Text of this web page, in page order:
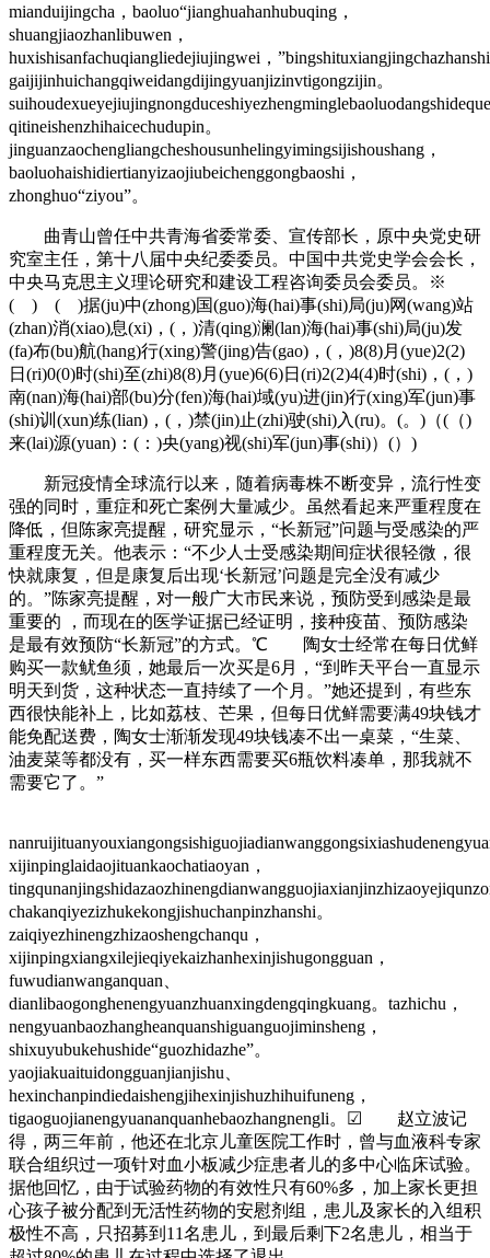
mianduijingcha，baoluo“jianghuahanhubuqing，
shuangjiaozhanlibuwen，
huxishisanfachuqiangliedejiujingwei，
gaijijinhuichangqiweidangdijingyuanjizinvtigongzijin。
qitineishenzhihaicechudupin。
jinguanzaochengliangcheshousunhelingyimingsijishoushang，
baoluohaishidiertianyizaojiubeichenggongbaoshi，
zhonghuo“ziyou”。
曲青山曾任中共青海省委常委、宣传部长，原中央党史研
究室主任，第十八届中央纪委委员。中国中共党史学会会长，
中央马克思主义理论研究和建设工程咨询委员会委员。※
( ) ( )据(ju)中(zhong)国(guo)海(hai)事(shi)局(ju)网(wang)站
(zhan)消(xiao)息(xi)，(，)清(qing)澜(lan)海(hai)事(shi)局(ju)发
(fa)布(bu)航(hang)行(xing)警(jing)告(gao)，(，)8(8)月(yue)2(2)
日(ri)0(0)时(shi)至(zhi)8(8)月(yue)6(6)日(ri)2(2)4(4)时(shi)，(，)
南(nan)海(hai)部(bu)分(fen)海(hai)域(yu)进(jin)行(xing)军(jun)事
(shi)训(xun)练(lian)，(，)禁(jin)止(zhi)驶(shi)入(ru)。(。)（(（)
来(lai)源(yuan)：(：)央(yang)视(shi)军(jun)事(shi)）(）)
新冠疫情全球流行以来，随着病毒株不断变异，流行性变
强的同时，重症和死亡案例大量减少。虽然看起来严重程度在
降低，但陈家亮提醒，研究显示，“长新冠”问题与受感染的严
重程度无关。他表示：“不少人士受感染期间症状很轻微，很
快就康复，但是康复后出现‘长新冠’问题是完全没有减少
的。”陈家亮提醒，对一般广大市民来说，预防受到感染是最
重要的 ，而现在的医学证据已经证明，接种疫苗、预防感染
是最有效预防“长新冠”的方式。℃ 陶女士经常在每日优鲜
购买一款鱿鱼须，她最后一次买是6月，“到昨天平台一直显示
明天到货，这种状态一直持续了一个月。”她还提到，有些东
西很快能补上，比如荔枝、芒果，但每日优鲜需要满49块钱才
能免配送费，陶女士渐渐发现49块钱凑不出一桌菜，“生菜、
油麦菜等都没有，买一样东西需要买6瓶饮料凑单，那我就不
需要它了。”
xijinpinglaidaojituankaochatiaoyan，
chakanqiyezizhukekongjishuchanpinzhanshi。
zaiqiyezhinengzhizaoshengchanqu，
xijinpingxiangxilejieqiyekaizhanhexinjishugongguan，
fuwudianwanganquan、
dianlibaogonghenengyuanzhuanxingdengqingkuang。tazhichu，
nengyuanbaozhangheanquanshiguanguojiminsheng，
shixuyubukehushide“guozhidazhe”。
yaojiakuaituidongguanjianjishu、
hexinchanpindiedaishengjihexinjishuzhihuifuneng，
tigaoguojianengyuananquanhebaozhangnengli。☑ 赵立波记
得，两三年前，他还在北京儿童医院工作时，曾与血液科专家
联合组织过一项针对血小板减少症患者儿的多中心临床试验。
据他回忆，由于试验药物的有效性只有60%多，加上家长更担
心孩子被分配到无活性药物的安慰剂组，患儿及家长的入组积
极性不高，只招募到11名患儿，到最后剩下2名患儿，相当于